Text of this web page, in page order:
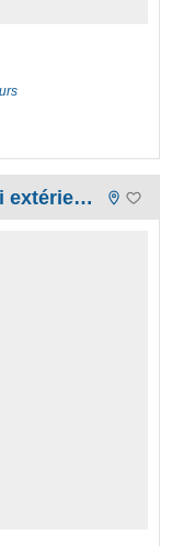
Gite à la ferme avec spa/jacuzzi extérieur et pêche privé